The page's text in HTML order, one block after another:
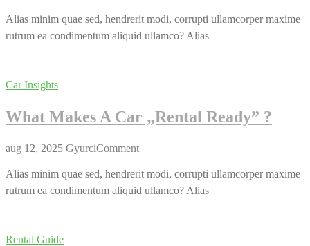
To
Rent
A
Alias minim quae sed, hendrerit modi, corrupti ullamcorper maxime
rutrum ea condimentum aliquid ullamco? Alias
Car Insights
What Makes A Car „Rental Ready” ?
aug 12, 2025 GyurciCommenton
Makes
A
Car
Alias minim quae sed, hendrerit modi, corrupti ullamcorper maxime
rutrum ea condimentum aliquid ullamco? Alias
Rental Guide